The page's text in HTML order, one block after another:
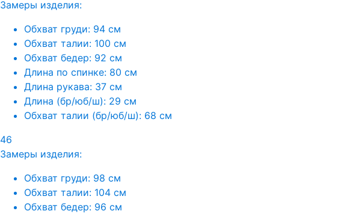
Замеры изделия:
Обхват груди: 94 см
Обхват талии: 100 см
Обхват бедер: 92 см
Длина по спинке: 80 см
Длина рукава: 37 см
Длина (бр/юб/ш): 29 см
Обхват талии (бр/юб/ш): 68 см
46
Замеры изделия:
Обхват груди: 98 см
Обхват талии: 104 см
Обхват бедер: 96 см